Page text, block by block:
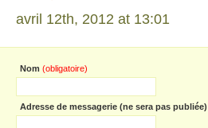
avril 12th, 2012 at 13:01
Nom (obligatoire)
Adresse de messagerie (ne sera pas publiée)